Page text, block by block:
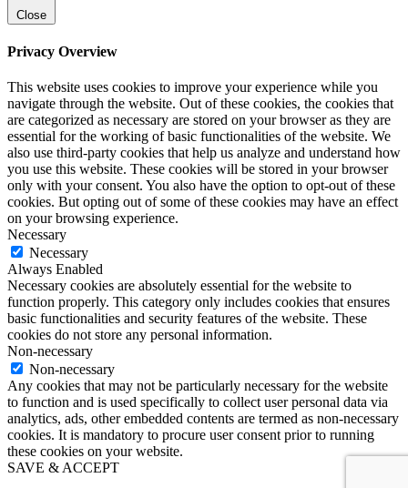
Close
Privacy Overview
This website uses cookies to improve your experience while you
navigate through the website. Out of these cookies, the cookies that
are categorized as necessary are stored on your browser as they are
essential for the working of basic functionalities of the website. We
also use third-party cookies that help us analyze and understand how
you use this website. These cookies will be stored in your browser
only with your consent. You also have the option to opt-out of these
cookies. But opting out of some of these cookies may have an effect
on your browsing experience.
Necessary
Necessary
Always Enabled
Necessary cookies are absolutely essential for the website to
function properly. This category only includes cookies that ensures
basic functionalities and security features of the website. These
cookies do not store any personal information.
Non-necessary
Non-necessary
Any cookies that may not be particularly necessary for the website
to function and is used specifically to collect user personal data via
analytics, ads, other embedded contents are termed as non-necessary
cookies. It is mandatory to procure user consent prior to running
these cookies on your website.
SAVE & ACCEPT